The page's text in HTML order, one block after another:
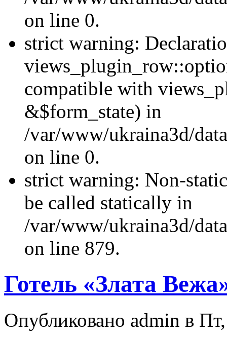
on line 0.
strict warning:
compatible with
&$form_state) in
/var/www/ukraina3d/
on line 0.
strict warning: Non-
be called statically in
/var/www/ukraina3d/
on line 879.
Готель «Злата
Опубликовано admin в